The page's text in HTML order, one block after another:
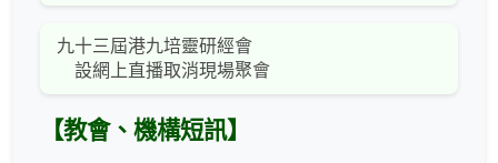
九十三屆港九培靈研經會
設網上直播取消現場聚會
【教會、機構短訊】